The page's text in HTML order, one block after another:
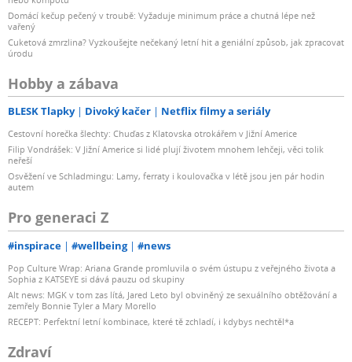
Domácí kečup pečený v troubě: Vyžaduje minimum práce a chutná lépe než
vařený
Cuketová zmrzlina? Vyzkoušejte nečekaný letní hit a geniální způsob, jak zpracovat
úrodu
Hobby a zábava
BLESK Tlapky Divoký kačer Netflix filmy a seriály
Cestovní horečka šlechty: Chuďas z Klatovska otrokářem v Jižní Americe
Filip Vondrášek: V Jižní Americe si lidé plují životem mnohem lehčeji, věci tolik
neřeší
Osvěžení ve Schladmingu: Lamy, ferraty i koulovačka v létě jsou jen pár hodin
autem
Pro generaci Z
#inspirace #wellbeing #news
Pop Culture Wrap: Ariana Grande promluvila o svém ústupu z veřejného života a
Sophia z KATSEYE si dává pauzu od skupiny
Alt news: MGK v tom zas lítá, Jared Leto byl obviněný ze sexuálního obtěžování a
zemřely Bonnie Tyler a Mary Morello
RECEPT: Perfektní letní kombinace, které tě zchladí, i kdybys nechtěl*a
Zdraví